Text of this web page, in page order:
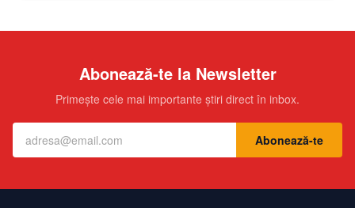
Abonează-te la Newsletter
Primește cele mai importante știri direct în inbox.
Abonează-te